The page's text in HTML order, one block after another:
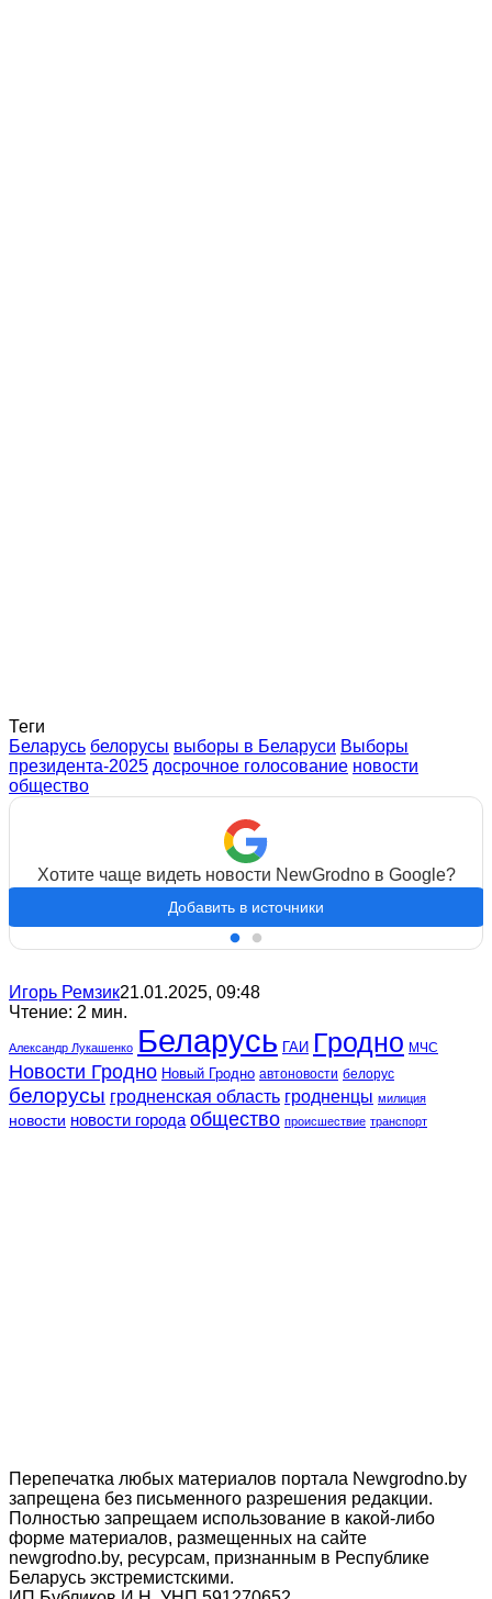
Теги
Беларусь белорусы выборы в Беларуси Выборы
президента-2025 досрочное голосование новости
общество
Хотите чаще видеть новости NewGrodno в Google?
Добавить в источники
Игорь Ремзик21.01.2025, 09:48
Чтение: 2 мин.
Александр Лукашенко Беларусь ГАИ Гродно МЧС
Новости Гродно Новый Гродно автоновости белорус
белорусы гродненская область гродненцы милиция
новости новости города общество происшествие транспорт
Перепечатка любых материалов портала Newgrodno.by
запрещена без письменного разрешения редакции.
Полностью запрещаем использование в какой-либо
форме материалов, размещенных на сайте
newgrodno.by, ресурсам, признанным в Республике
Беларусь экстремистскими.